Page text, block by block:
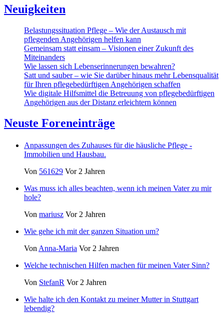
Neuigkeiten
Belastungssituation Pflege – Wie der Austausch mit
pflegenden Angehörigen helfen kann
Gemeinsam statt einsam – Visionen einer Zukunft des
Miteinanders
Wie lassen sich Lebenserinnerungen bewahren?
Satt und sauber – wie Sie darüber hinaus mehr Lebensqualität
für Ihren pflegebedürftigen Angehörigen schaffen
Wie digitale Hilfsmittel die Betreuung von pflegebedürftigen
Angehörigen aus der Distanz erleichtern können
Neuste Foreneinträge
Anpassungen des Zuhauses für die häusliche Pflege -
Immobilien und Hausbau.
Von 561629 Vor 2 Jahren
Was muss ich alles beachten, wenn ich meinen Vater zu mir
hole?
Von mariusz Vor 2 Jahren
Wie gehe ich mit der ganzen Situation um?
Von Anna-Maria Vor 2 Jahren
Welche technischen Hilfen machen für meinen Vater Sinn?
Von StefanR Vor 2 Jahren
Wie halte ich den Kontakt zu meiner Mutter in Stuttgart
lebendig?